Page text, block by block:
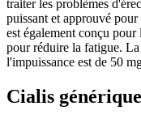
traiter les problèmes
puissant et approuvé
est également conçu
pour réduire la fatigue.
l'impuissance est de 50
Cialis